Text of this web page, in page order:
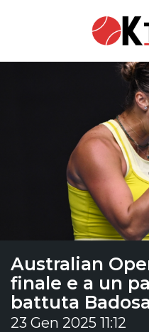
Australian
finale e a un
battuta
23 Gen 2025 11:12